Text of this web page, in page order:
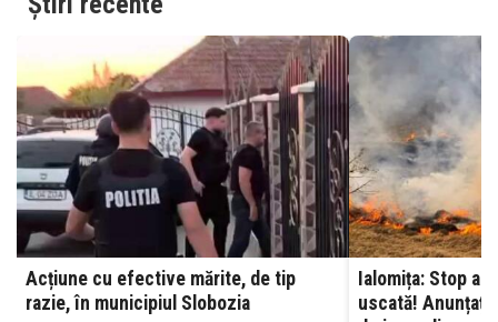
Acțiune cu efective mărite, de tip
razie, în municipiul Slobozia
Ialomița: Stop
uscată! Anunțați